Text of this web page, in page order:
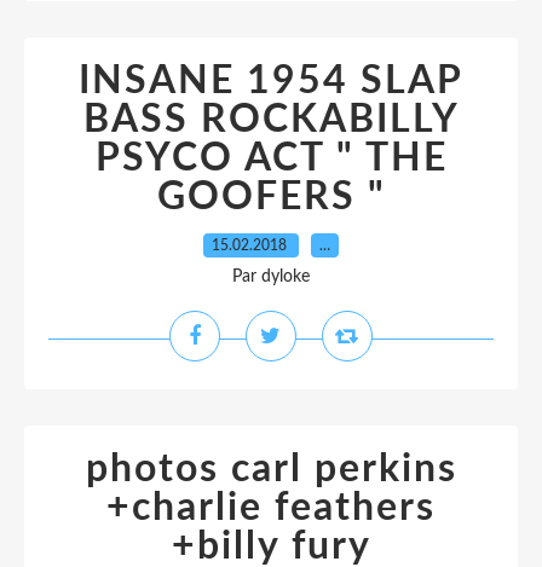
INSANE 1954 SLAP
BASS ROCKABILLY
PSYCO ACT " THE
GOOFERS "
15.02.2018 …
Par dyloke
photos carl perkins
+charlie feathers
+billy fury